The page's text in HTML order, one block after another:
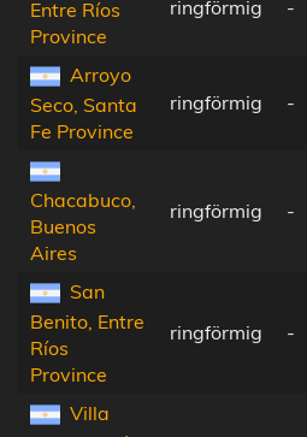
Entre Ríos
Province
ringförmig -
Arroyo
Seco, Santa
Fe Province
ringförmig -
Chacabuco,
Buenos
Aires
ringförmig -
San
Benito, Entre
Ríos
Province
ringförmig -
Villa